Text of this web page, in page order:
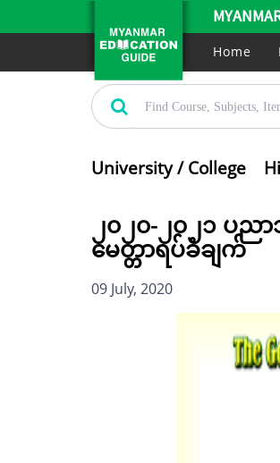
Home
University / College
၂၀၂၀-၂၀၂၁ ပည
မေတ္တာရပ်ခံချက်
09 July, 2020